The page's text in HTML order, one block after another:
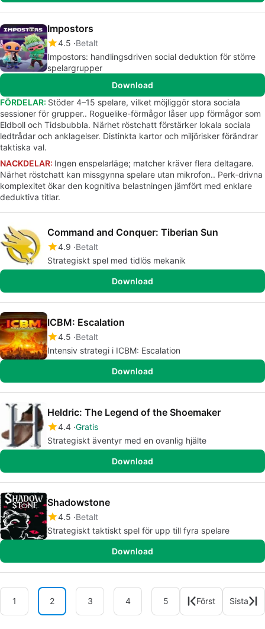
Impostors
4.5 Betalt
Impostors: handlingsdriven social deduktion för större
spelargrupper
Download
FÖRDELAR: Stöder 4–15 spelare, vilket möjliggör stora sociala
sessioner för grupper.. Roguelike-förmågor låser upp förmågor som
Eldboll och Tidsbubbla. Närhet röstchatt förstärker lokala sociala
ledtrådar och anklagelser. Distinkta kartor och miljörisker förändrar
taktiska val.
NACKDELAR: Ingen enspelarläge; matcher kräver flera deltagare.
Närhet röstchatt kan missgynna spelare utan mikrofon.. Perk-drivna
komplexitet ökar den kognitiva belastningen jämfört med enklare
deduktiva titlar.
Command and Conquer: Tiberian Sun
4.9 Betalt
Strategiskt spel med tidlös mekanik
Download
ICBM: Escalation
4.5 Betalt
Intensiv strategi i ICBM: Escalation
Download
Heldric: The Legend of the Shoemaker
4.4 Gratis
Strategiskt äventyr med en ovanlig hjälte
Download
Shadowstone
4.5 Betalt
Strategiskt taktiskt spel för upp till fyra spelare
Download
1 2 3 4 5 Först Sista